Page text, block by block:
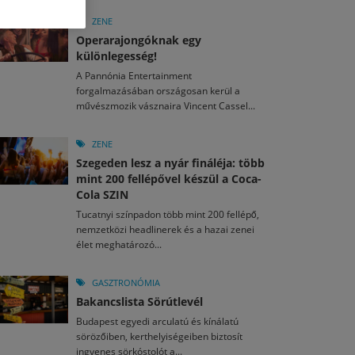
2026. JÚL. 15.
nézők 10 kedvenc filmje 2026 első félévében
án hozzánk is megérkezik a Rocktábor
2026. JÚL. 29.
a jubileumi Művészetek Völgye – még öt
kulturális ünnep
Fesztivál 2026
egy mese: 30 napos mesekihívást indít a Libri
2026. MÁJ. 11.
László kapta az Artisjus Irodalmi Nagydíjat
ZENE
Operarajongóknak egy
különlegesség!
A Pannónia Entertainment
forgalmazásában országosan kerül a
művészmozik vásznaira Vincent Cassel...
ZENE
Szegeden lesz a nyár fináléja: több
mint 200 fellépővel készül a Coca-
Cola SZIN
Tucatnyi színpadon több mint 200 fellépő,
nemzetközi headlinerek és a hazai zenei
élet meghatározó...
GASZTRONÓMIA
Bakancslista Sörútlevél
Budapest egyedi arculatú és kínálatú
sörözőiben, kerthelyiségeiben biztosít
ingyenes sörkóstolót a...